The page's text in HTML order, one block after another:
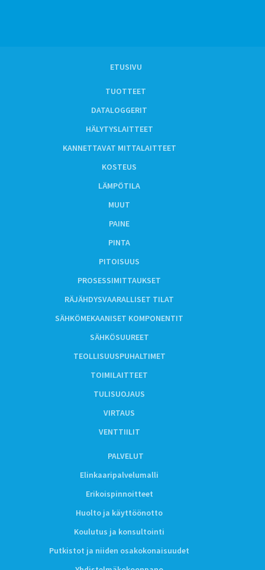
ETUSIVU
TUOTTEET
DATALOGGERIT
HÄLYTYSLAITTEET
KANNETTAVAT MITTALAITTEET
KOSTEUS
LÄMPÖTILA
MUUT
PAINE
PINTA
PITOISUUS
PROSESSIMITTAUKSET
RÄJÄHDYSVAARALLISET TILAT
SÄHKÖMEKAANISET KOMPONENTIT
SÄHKÖSUUREET
TEOLLISUUSPUHALTIMET
TOIMILAITTEET
TULISUOJAUS
VIRTAUS
VENTTIILIT
PALVELUT
Elinkaaripalvelumalli
Erikoispinnoitteet
Huolto ja käyttöönotto
Koulutus ja konsultointi
Putkistot ja niiden osakokonaisuudet